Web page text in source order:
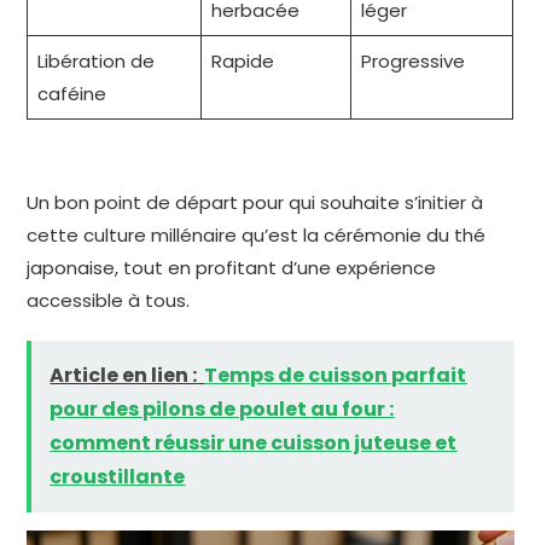
herbacée
léger
Libération de
caféine
Rapide Progressive
Un bon point de départ pour qui souhaite s’initier à
cette culture millénaire qu’est la cérémonie du thé
japonaise, tout en profitant d’une expérience
accessible à tous.
Article en lien : Temps de cuisson parfait
pour des pilons de poulet au four :
comment réussir une cuisson juteuse et
croustillante